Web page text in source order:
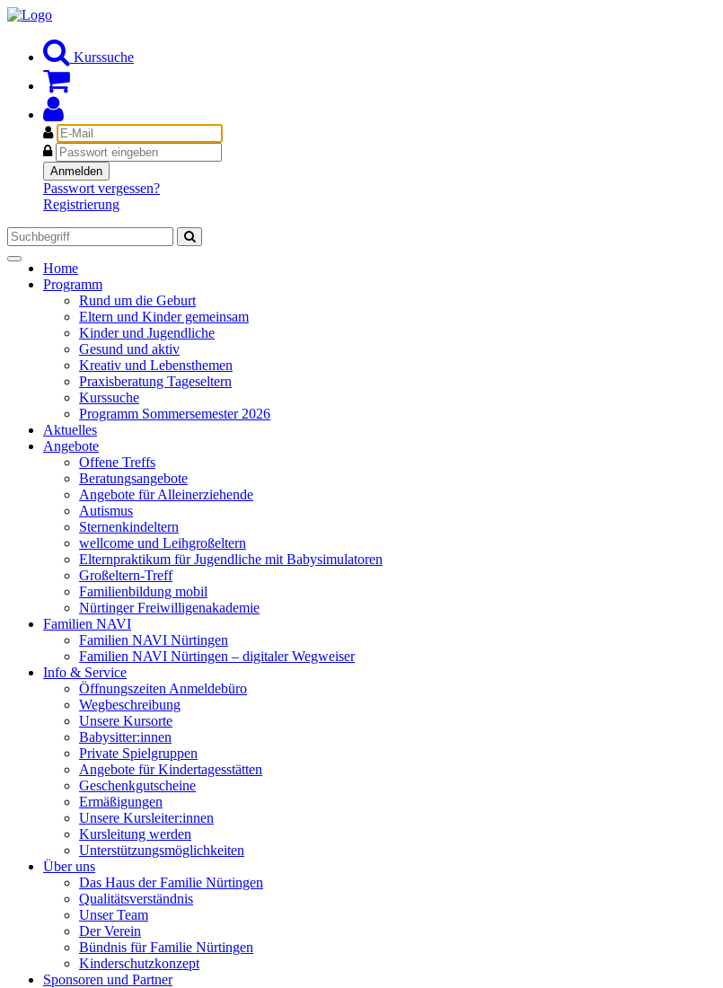
Kurssuche
E-
Mail
Passwort
Anmelden
Passwort vergessen?
Registrierung
Toggle
navigation
Home
Programm
Rund um die Geburt
Eltern und Kinder gemeinsam
Kinder und Jugendliche
Gesund und aktiv
Kreativ und Lebensthemen
Praxisberatung Tageseltern
Kurssuche
Programm Sommersemester 2026
Aktuelles
Angebote
Offene Treffs
Beratungsangebote
Angebote für Alleinerziehende
Autismus
Sternenkindeltern
wellcome und Leihgroßeltern
Elternpraktikum für Jugendliche mit Babysimulatoren
Großeltern-Treff
Familienbildung mobil
Nürtinger Freiwilligenakademie
Familien NAVI
Familien NAVI Nürtingen
Familien NAVI Nürtingen – digitaler Wegweiser
Info & Service
Öffnungszeiten Anmeldebüro
Wegbeschreibung
Unsere Kursorte
Babysitter:innen
Private Spielgruppen
Angebote für Kindertagesstätten
Geschenkgutscheine
Ermäßigungen
Unsere Kursleiter:innen
Kursleitung werden
Unterstützungsmöglichkeiten
Über uns
Das Haus der Familie Nürtingen
Qualitätsverständnis
Unser Team
Der Verein
Bündnis für Familie Nürtingen
Kinderschutzkonzept
Sponsoren und Partner